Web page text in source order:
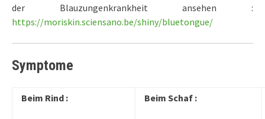
der Blauzungenkrankheit ansehen :
https://moriskin.sciensano.be/shiny/bluetongue/
Symptome
Beim Rind : Beim Schaf :